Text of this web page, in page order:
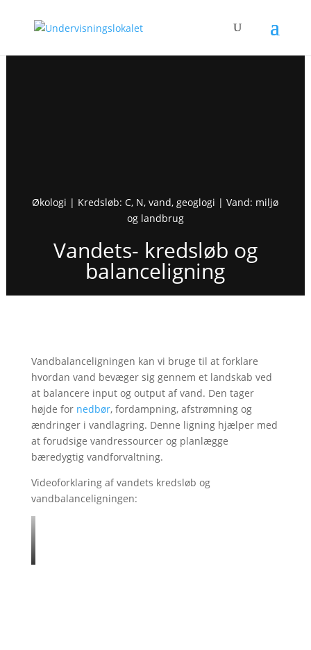
Økologi | Kredsløb: C, N, vand, geoglogi | Vand: miljø
og landbrug
Vandets- kredsløb og
balanceligning
Vandbalanceligningen kan vi bruge til at forklare
hvordan vand bevæger sig gennem et landskab ved
at balancere input og output af vand. Den tager
højde for nedbør, fordampning, afstrømning og
ændringer i vandlagring. Denne ligning hjælper med
at forudsige vandressourcer og planlægge
bæredygtig vandforvaltning.
Videoforklaring af vandets kredsløb og
vandbalanceligningen: